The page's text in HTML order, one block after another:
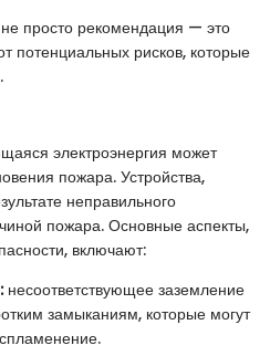
просто рекомендация — это
потенциальных рисков, которые
электроэнергия может
пожара. Устройства,
неправильного
пожара. Основные аспекты,
включают:
несоответствующее заземление
замыканиям, которые могут